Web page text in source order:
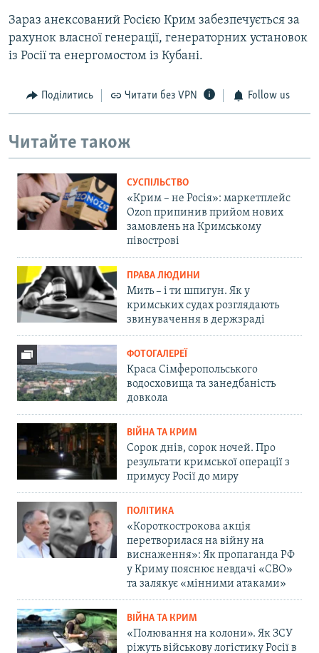
Зараз анексований Росією Крим забезпечується за
рахунок власної генерації, генераторних установок
із Росії та енергомостом із Кубані.
Поділитись Читати без VPN Follow us
Читайте також
СУСПІЛЬСТВО
«Крим – не Росія»: маркетплейс
Ozon припинив прийом нових
замовлень на Кримському
півострові
ПРАВА ЛЮДИНИ
Мить – і ти шпигун. Як у
кримських судах розглядають
звинувачення в держзраді
ФОТОГАЛЕРЕЇ
Краса Сімферопольського
водосховища та занедбаність
довкола
ВІЙНА ТА КРИМ
Сорок днів, сорок ночей. Про
результати кримської операції з
примусу Росії до миру
ПОЛІТИКА
«Короткострокова акція
перетворилася на війну на
виснаження»: Як пропаганда РФ
у Криму пояснює невдачі «СВО»
та залякує «мінними атаками»
ВІЙНА ТА КРИМ
«Полювання на колони». Як ЗСУ
ріжуть військову логістику Росії в